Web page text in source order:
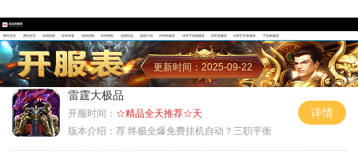
网站首页 网站首页 游戏指南 传奇装备 游戏攻略 传奇辅助 游戏综合 游戏介绍 传奇新服表 传奇手游新服表 传世新服表 传奇世界新服表 手游新服表
更新时间：2025-09-22
雷霆大极品
开服时间： ☆精品全天推荐☆天
版本介绍： 荐 终极全爆免费挂机自动？三职平衡
详情